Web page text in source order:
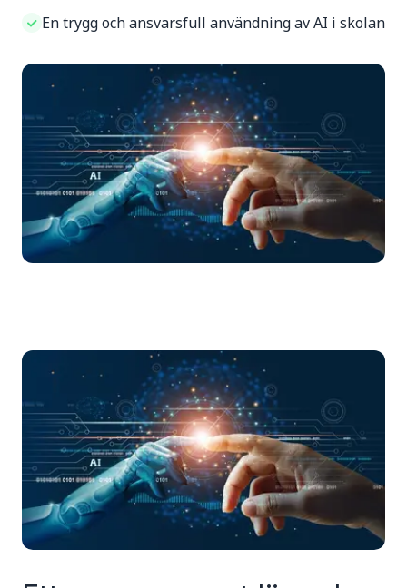
En trygg och ansvarsfull användning av AI i skolan